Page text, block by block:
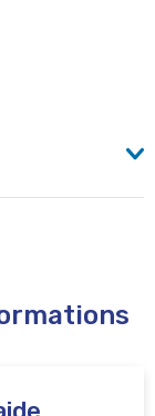
de Promotion
Saint-Gilles